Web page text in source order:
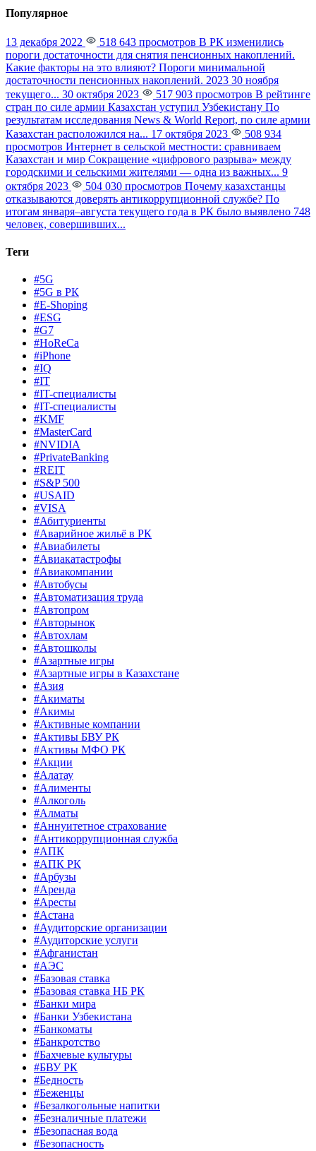
Популярное
13 декабря 2022 518 643 просмотров В РК изменились
пороги достаточности для снятия пенсионных накоплений.
Какие факторы на это влияют? Пороги минимальной
достаточности пенсионных накоплений. 2023 30 ноября
текущего... 30 октября 2023 517 903 просмотров В рейтинге
стран по силе армии Казахстан уступил Узбекистану По
результатам исследования News & World Report, по силе армии
Казахстан расположился на... 17 октября 2023
508 934
просмотров Интернет в сельской местности: сравниваем
Казахстан и мир Сокращение «цифрового разрыва» между
городскими и сельскими жителями — одна из важных... 9
октября 2023
504 030 просмотров Почему казахстанцы
отказываются доверять антикоррупционной службе? По
итогам января–августа текущего года в РК было выявлено 748
человек, совершивших...
Теги
#5G
#5G в РК
#E-Shoping
#ESG
#G7
#HoReCa
#iPhone
#IQ
#IT
#IT-специалисты
#IT-специалисты
#KMF
#MasterCard
#NVIDIA
#PrivateBanking
#REIT
#S&P 500
#USAID
#VISA
#Абитуриенты
#Аварийное жильё в РК
#Авиабилеты
#Авиакатастрофы
#Авиакомпании
#Автобусы
#Автоматизация труда
#Автопром
#Авторынок
#Автохлам
#Автошколы
#Азартные игры
#Азартные игры в Казахстане
#Азия
#Акиматы
#Акимы
#Активные компании
#Активы БВУ РК
#Активы МФО РК
#Акции
#Алатау
#Алименты
#Алкоголь
#Алматы
#Аннуитетное страхование
#Антикоррупционная служба
#АПК
#АПК РК
#Арбузы
#Аренда
#Аресты
#Астана
#Аудиторские организации
#Аудиторские услуги
#Афганистан
#АЭС
#Базовая ставка
#Базовая ставка НБ РК
#Банки мира
#Банки Узбекистана
#Банкоматы
#Банкротство
#Бахчевые культуры
#БВУ РК
#Бедность
#Беженцы
#Безалкогольные напитки
#Безналичные платежи
#Безопасная вода
#Безопасность